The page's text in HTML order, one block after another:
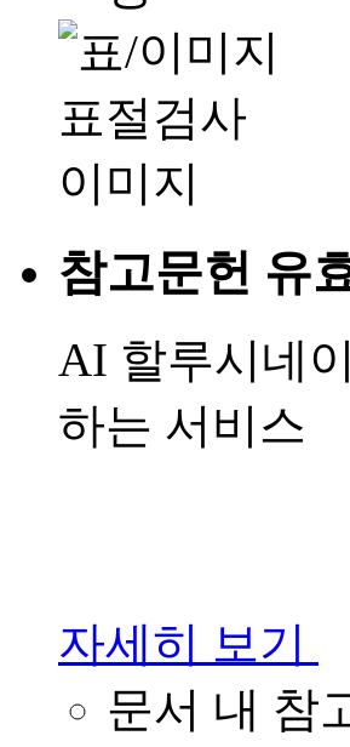
참고문헌 유
AI 할루시네
하는 서비스
자세히 보기
문서 내 참